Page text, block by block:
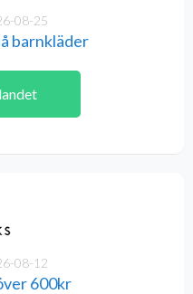
08-25
barnkläder
08-12
600kr